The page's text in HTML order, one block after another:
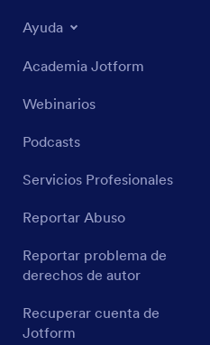
Ayuda
Academia Jotform
Webinarios
Podcasts
Servicios Profesionales
Reportar Abuso
Reportar problema de
derechos de autor
Recuperar cuenta de
Jotform